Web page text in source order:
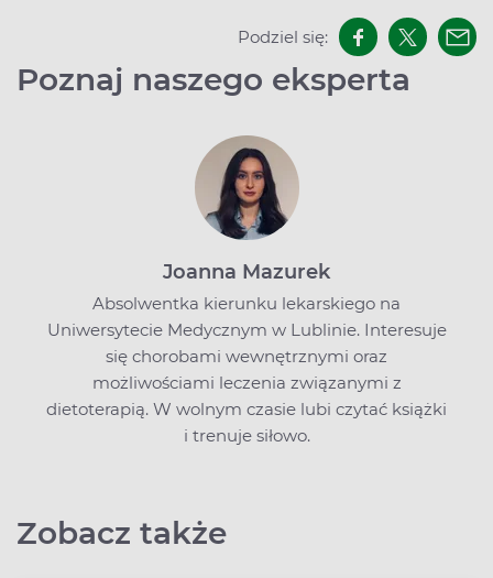
Podziel się:
Poznaj naszego eksperta
Joanna Mazurek
Absolwentka kierunku lekarskiego na
Uniwersytecie Medycznym w Lublinie. Interesuje
się chorobami wewnętrznymi oraz
możliwościami leczenia związanymi z
dietoterapią. W wolnym czasie lubi czytać książki
i trenuje siłowo.
Zobacz także